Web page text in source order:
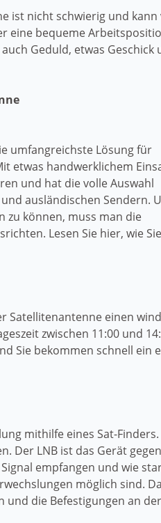
ist nicht schwierig und
eine bequeme
Geduld, etwas
umfangreichste Lösung für
etwas handwerklichem
und hat die volle Auswahl
ausländischen Sendern.
zu können, muss man die
Lesen Sie hier, wie
Satellitenantenne einen
zwischen 11:00 und
Sie bekommen schnell ein
mithilfe eines Sat-
Der LNB ist das Gerät
empfangen und wie
möglich sind.
und die Befestigungen an